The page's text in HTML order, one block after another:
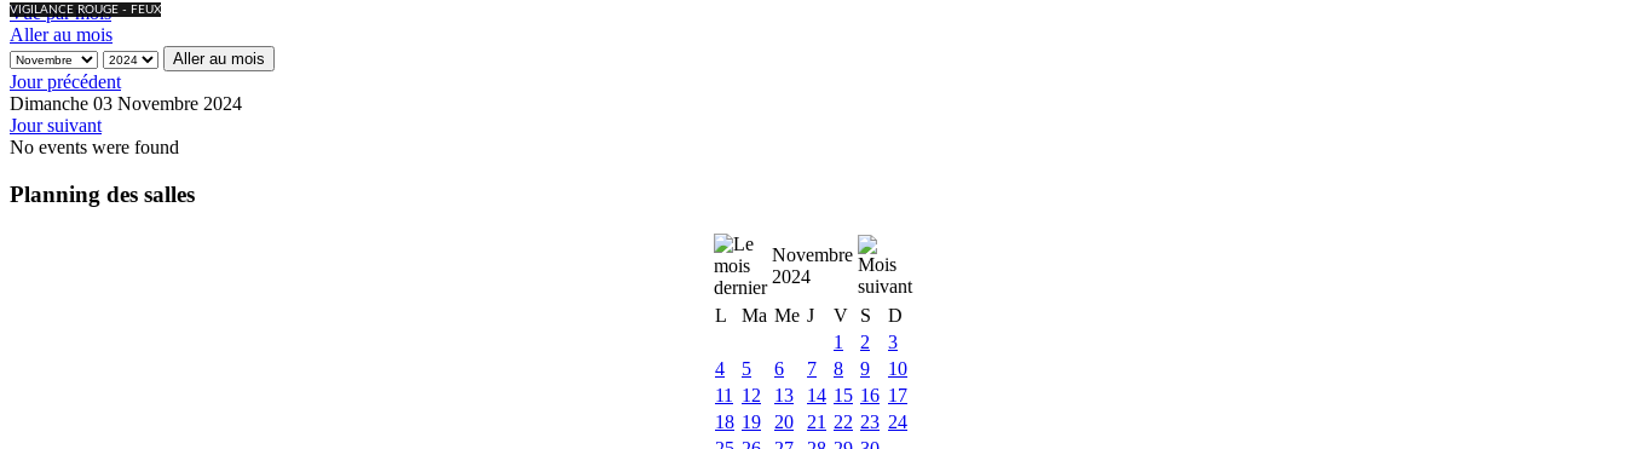
VIGILANCE ROUGE - FEUX
Vue par mois
Aller au mois
Aller au mois
Jour précédent
Dimanche 03 Novembre 2024
Jour suivant
No events were found
Planning des salles
Novembre
2024
L
Ma Me J V S
D
1
2
3
4
5 6 7 8 9
10
11
12 13 14 15 16 17
18 19 20 21 22 23 24